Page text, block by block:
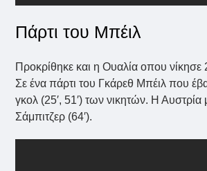
Πάρτι του Μπέιλ
Προκρίθηκε και η Ουαλία οπου νίκησε
Σε ένα πάρτι του Γκάρεθ Μπέιλ που
γκολ (25′, 51′) των νικητών. Η Αυστρία
Σάμπιτζερ (64′).